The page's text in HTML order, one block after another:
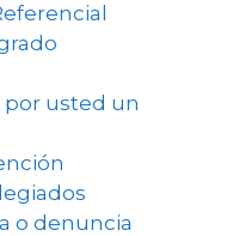
por usted un
o denuncia